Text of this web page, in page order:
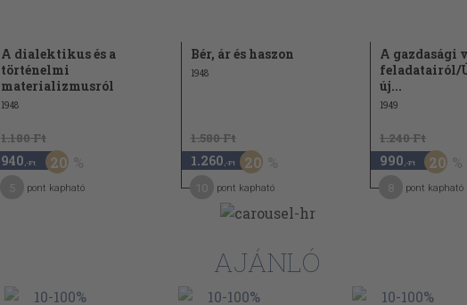
A dialektikus és a
történelmi
materializmusról
1948
1.180 Ft
940 ,-Ft 20
pont kapható
Bér, ár és haszon
1948
1.580 Ft
1.260 ,-Ft 20
pont kapható
A gazdasági
feladatairól/
új...
1949
1.240 Ft
990 ,-Ft 20
pont kapható
AJÁNLÓ